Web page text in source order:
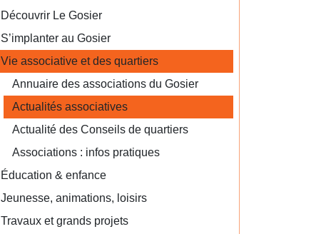
Découvrir Le Gosier
S’implanter au Gosier
Vie associative et des quartiers
Annuaire des associations du Gosier
Actualités associatives
Actualité des Conseils de quartiers
Associations : infos pratiques
Éducation & enfance
Jeunesse, animations, loisirs
Travaux et grands projets